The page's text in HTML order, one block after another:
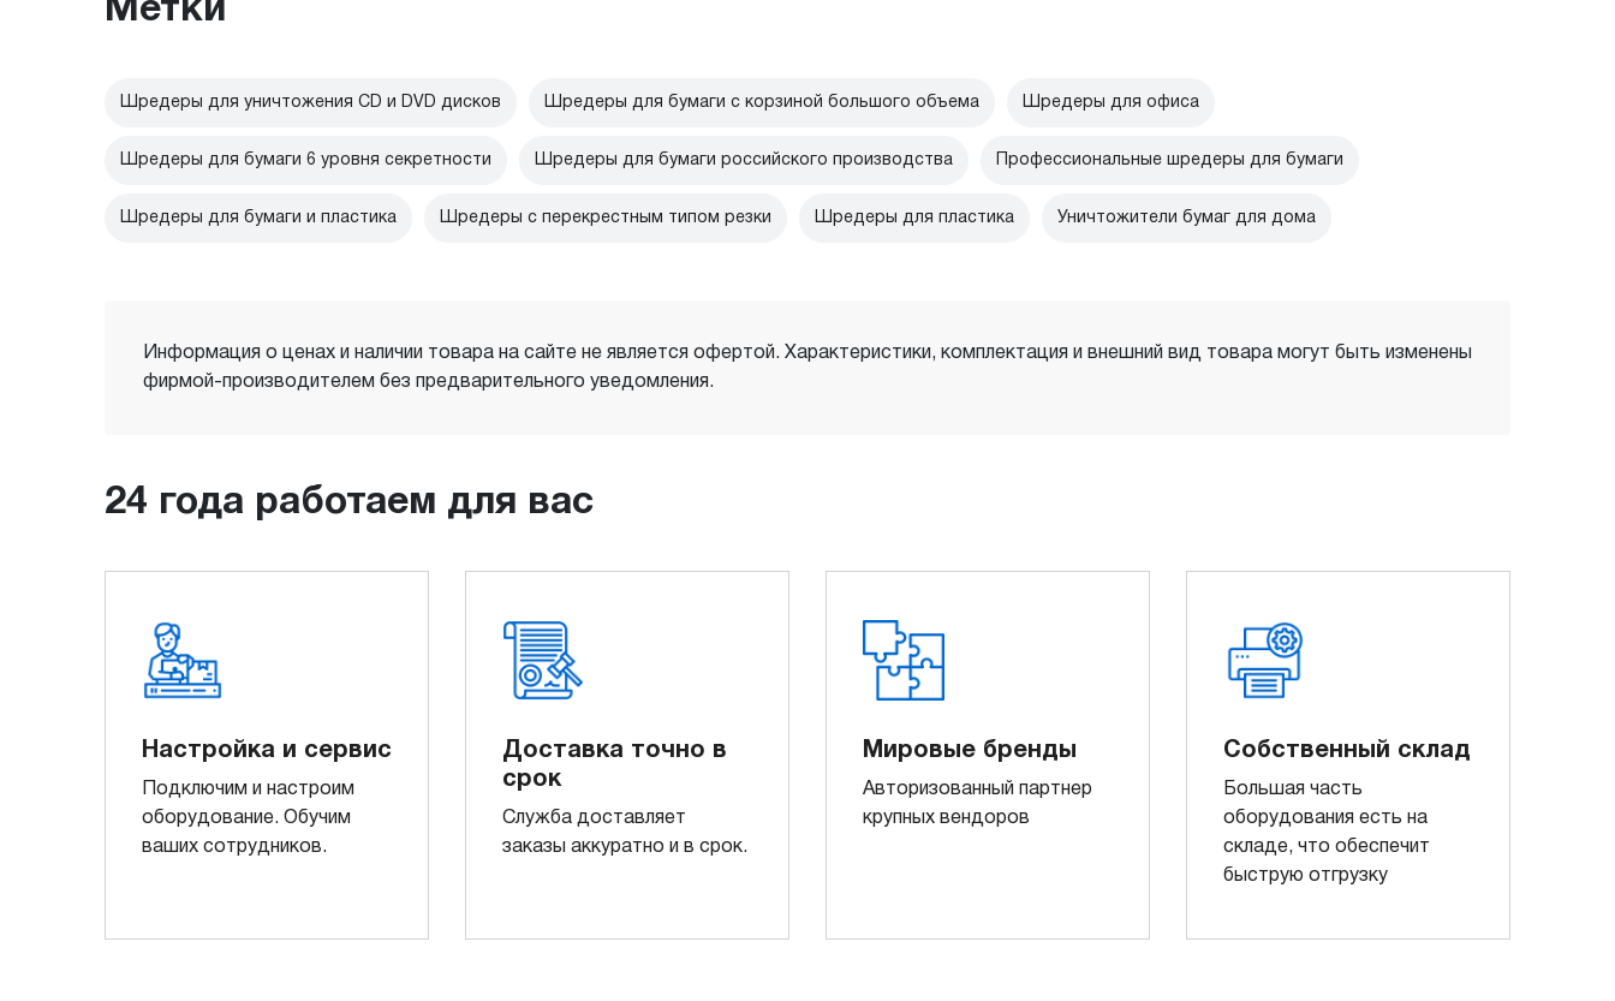
Метки
Шредеры для уничтожения CD и DVD дисков Шредеры для бумаги с корзиной большого объема Шредеры для офиса
Шредеры для бумаги 6 уровня секретности Шредеры для бумаги российского производства Профессиональные шредеры для бумаги
Шредеры для бумаги и пластика Шредеры с перекрестным типом резки Шредеры для пластика Уничтожители бумаг для дома
Информация о ценах и наличии товара на сайте не является офертой. Характеристики, комплектация и внешний вид товара могут быть изменены
фирмой-производителем без предварительного уведомления.
24 года работаем для вас
Настройка и сервис
Подключим и настроим
оборудование. Обучим
ваших сотрудников.
Доставка точно в
срок
Служба доставляет
заказы аккуратно и в срок.
Мировые бренды
Авторизованный партнер
крупных вендоров
Собственный склад
Большая часть
оборудования есть на
складе, что обеспечит
быструю отгрузку